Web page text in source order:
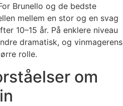
Brunello og de bedste
mellem en stor og en svag
10–15 år. På enklere niveau
dramatisk, og vinmagerens
rolle.
om